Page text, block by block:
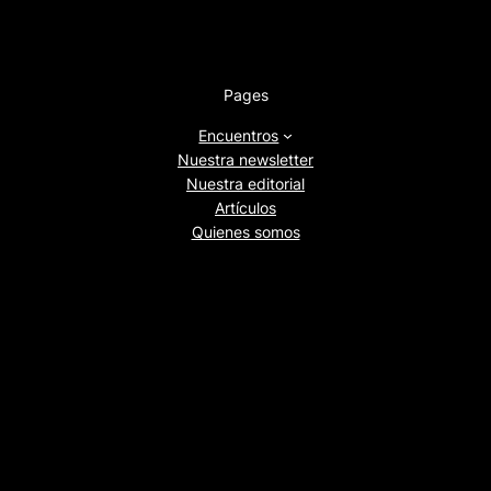
Pages
Encuentros
Nuestra newsletter
Nuestra editorial
Artículos
Quienes somos